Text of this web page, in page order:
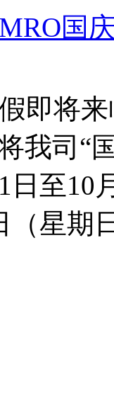
国
即将
我司“
日至10
（星期